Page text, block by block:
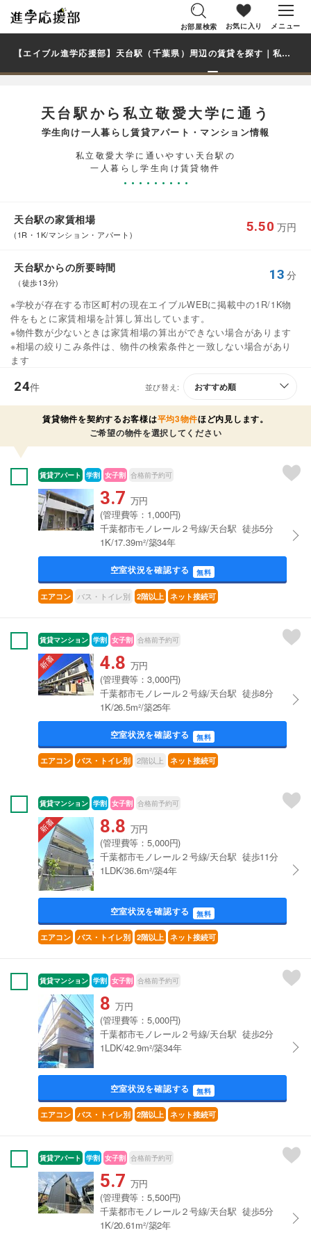
お部屋検索 お気に入り メニュー
【エイブル進学応援部】天台駅（千葉県）周辺の賃貸を探す｜私立敬愛大学学生・大学生の一人暮らし向け賃貸マンション・アパート
天台駅から私立敬愛大学に通う
学生向け一人暮らし賃貸アパート・マンション情報
私立敬愛大学に通いやすい天台駅の
一人暮らし学生向け賃貸物件
天台駅の家賃相場
(1R・1K/マンション・アパート)
5.50 万円
天台駅からの所要時間
（徒歩13分)
13 分
※学校が存在する市区町村の現在エイブルWEBに掲載中の1R/1K物
件をもとに家賃相場を計算し算出しています。
※物件数が少ないときは家賃相場の算出ができない場合があります
※相場の絞りこみ条件は、物件の検索条件と一致しない場合があり
ます
24件 並び替え:
賃貸物件を契約するお客様は平均3物件ほど内見します。
ご希望の物件を選択してください
賃貸アパート 学割 女子割 合格前予約可
3.7 万円
(管理費等：1,000円)
千葉都市モノレール２号線/天台駅 徒歩5分
1K/17.39m²/築34年
空室状況を確認する 無料
エアコン バス・トイレ別 2階以上 ネット接続可
賃貸マンション 学割 女子割 合格前予約可
4.8 万円
(管理費等：3,000円)
千葉都市モノレール２号線/天台駅 徒歩8分
1K/26.5m²/築25年
空室状況を確認する 無料
エアコン バス・トイレ別 2階以上 ネット接続可
賃貸マンション 学割 女子割 合格前予約可
8.8 万円
(管理費等：5,000円)
千葉都市モノレール２号線/天台駅 徒歩11分
1LDK/36.6m²/築4年
空室状況を確認する 無料
エアコン バス・トイレ別 2階以上 ネット接続可
賃貸マンション 学割 女子割 合格前予約可
8 万円
(管理費等：5,000円)
千葉都市モノレール２号線/天台駅 徒歩2分
1LDK/42.9m²/築34年
空室状況を確認する 無料
エアコン バス・トイレ別 2階以上 ネット接続可
賃貸アパート 学割 女子割 合格前予約可
5.7 万円
(管理費等：5,500円)
千葉都市モノレール２号線/天台駅 徒歩5分
1K/20.61m²/築2年